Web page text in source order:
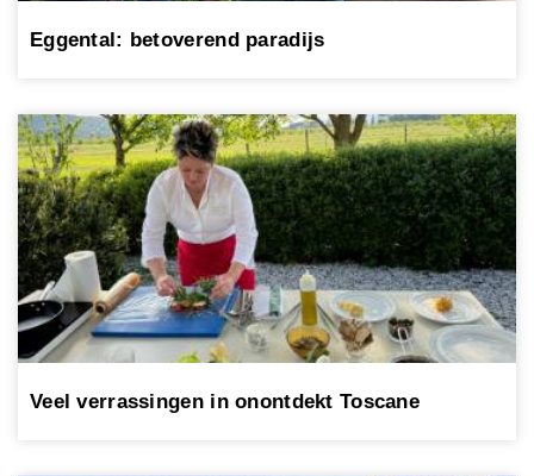
Eggental: betoverend paradijs
Veel verrassingen in onontdekt Toscane